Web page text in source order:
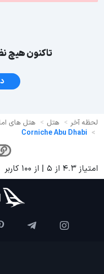
تاکنون هیچ
لحظه آخر هتل هتل های
Corniche Abu Dhabi
امتیاز 4.3 از 5 | از 100 کاربر